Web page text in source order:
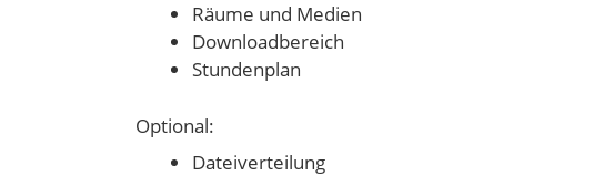
Räume und Medien
Downloadbereich
Stundenplan
Optional:
Dateiverteilung